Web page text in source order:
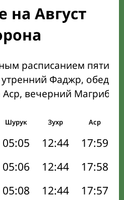
на Август
расписанием пяти
Фаджр,
Аср, вечерний Магриб
Шурук Зухр Аср
05:05 12:44 17:59
05:06 12:44 17:58
05:08 12:44 17:57